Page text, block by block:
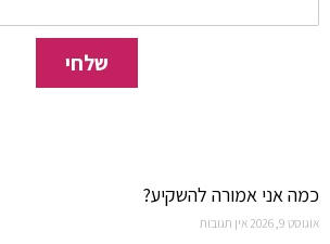
שלחי
כמה אני אמורה להשקיע?
אוגוסט 9, 2026 אין תגובות